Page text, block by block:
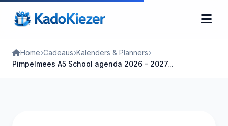
Home Cadeaus Kalenders & Planners
Pimpelmees A5 School agenda 2026 - 2027...